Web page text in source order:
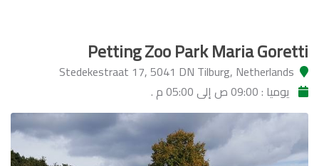
Petting Zoo Park Maria Goretti
Stedekestraat 17, 5041 DN Tilburg, Netherlands
يوميا : 09:00 ص إلى 05:00 م .